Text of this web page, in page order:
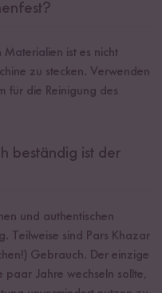
ist es nicht
zu stecken. Verwenden
für die Reinigung des
beständig ist der
und authentischen
Teilweise sind Pars Khazar
Gebrauch. Der einzige
Jahre wechseln sollte,